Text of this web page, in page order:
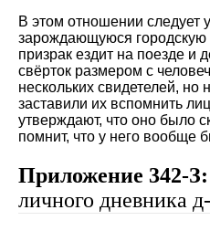
В этом отношении следует
зарождающуюся городскую
призрак ездит на поезде и
свёрток размером с
нескольких свидетелей, но
заставили их вспомнить
утверждают, что оно было
помнит, что у него вообще
Приложение 342-З:
личного дневника